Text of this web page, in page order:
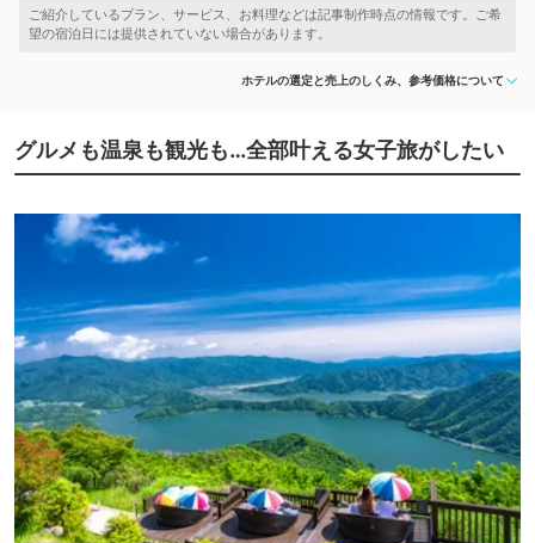
ホテルの選定と売上のしくみ、参考価格について
グルメも温泉も観光も…全部叶える女子旅がしたい